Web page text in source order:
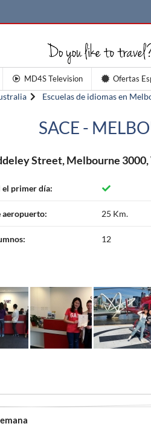
MD4S Television Ofertas
Escuelas de idiomas en
SACE -
Street, Melbourne
el primer día:
aeropuerto: 25 Km.
12